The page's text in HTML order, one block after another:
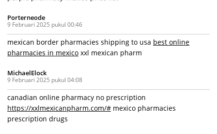
Porterneode
9 Februari 2025 pukul 00:46
mexican border pharmacies shipping to usa best online
pharmacies in mexico xxl mexican pharm
MichaelElock
9 Februari 2025 pukul 04:08
canadian online pharmacy no prescription
https://xxlmexicanpharm.com/# mexico pharmacies
prescription drugs